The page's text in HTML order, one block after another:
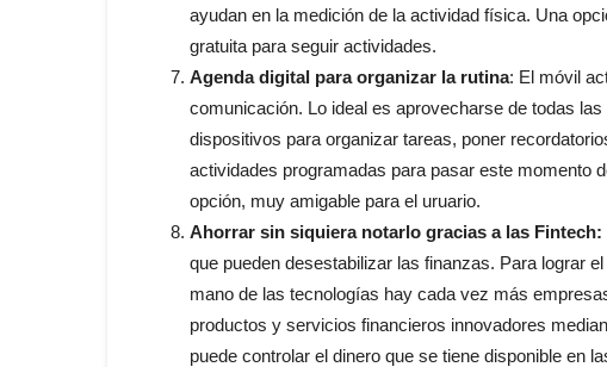
ayudan en la medición de la actividad física. Una
gratuita para seguir actividades.
Agenda digital para organizar la rutina: El móvil
comunicación. Lo ideal es aprovecharse de todas
dispositivos para organizar tareas, poner
actividades programadas para pasar este momento
opción, muy amigable para el uruario.
Ahorrar sin siquiera notarlo gracias a las Fintech:
que pueden desestabilizar las finanzas. Para lograr
mano de las tecnologías hay cada vez más
productos y servicios financieros innovadores
puede controlar el dinero que se tiene disponible en